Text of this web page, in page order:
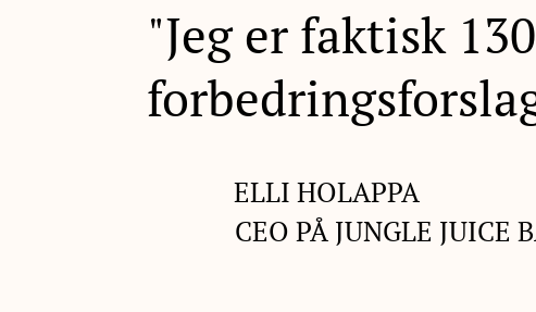
"Jeg er faktisk
ELLI HOLAPPA
CEO PÅ JUNGLE JUICE